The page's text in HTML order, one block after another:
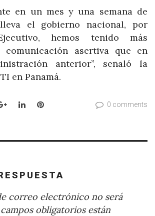
en un mes y una semana de
el gobierno nacional, por
hemos tenido más
comunicación asertiva que en
anterior”, señaló la
en Panamá.
Google+LinkedInPinterest 0 comments
correo electrónico no será
obligatorios están